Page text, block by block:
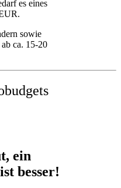
es eines
sowie
ca. 15-20
ein
besser!